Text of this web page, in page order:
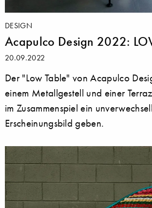
DESIGN
Acapulco Design 2022:
20.09.2022
Der "Low Table" von Acapulco
einem Metallgestell und einer
im Zusammenspiel ein
Erscheinungsbild geben.